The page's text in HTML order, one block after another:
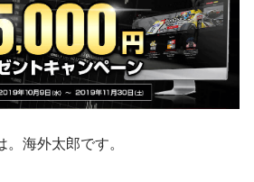
海外太郎です。